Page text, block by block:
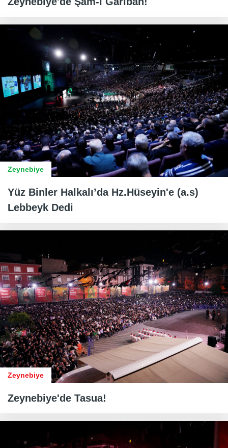
Zeynebiye
Yüz Binler Halkalı’da Hz.Hüseyin'e (a.s)
Lebbeyk Dedi
Zeynebiye
Zeynebiye'de Tasua!